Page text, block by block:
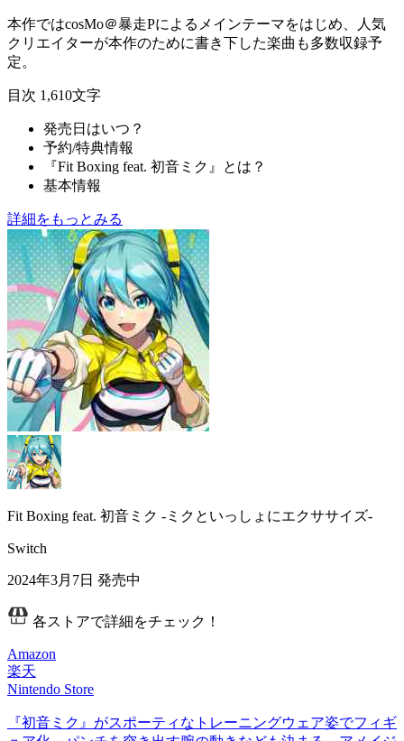
本作ではcosMo＠暴走Pによるメインテーマをはじめ、
人気
クリエイターが本作のために書き下した楽曲 も多数収録予
定。
目次 1,610文字
発売日はいつ？
予約/特典情報
『Fit Boxing feat. 初音ミク』とは？
基本情報
詳細をもっとみる
Fit Boxing feat. 初音ミク -ミクといっしょにエクササイズ-
Switch
2024年3月7日 発売中
各ストアで詳細をチェック！
Amazon
楽天
Nintendo Store
『初音ミク』がスポーティなトレーニングウェア姿でフィギ